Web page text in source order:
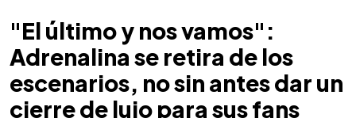
"El último y nos vamos":
Adrenalina se retira de los
escenarios, no sin antes dar un
cierre de lujo para sus fans